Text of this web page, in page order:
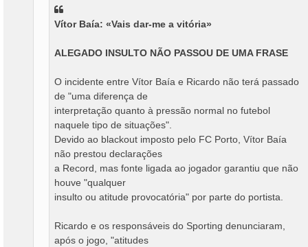
Vítor Baía: «Vais dar-me a vitória»
ALEGADO INSULTO NÃO PASSOU DE UMA FRASE
O incidente entre Vítor Baía e Ricardo não terá passado
de "uma diferença de
interpretação quanto à pressão normal no futebol
naquele tipo de situações".
Devido ao blackout imposto pelo FC Porto, Vítor Baía
não prestou declarações
a Record, mas fonte ligada ao jogador garantiu que não
houve "qualquer
insulto ou atitude provocatória" por parte do portista.
Ricardo e os responsáveis do Sporting denunciaram,
após o jogo, "atitudes